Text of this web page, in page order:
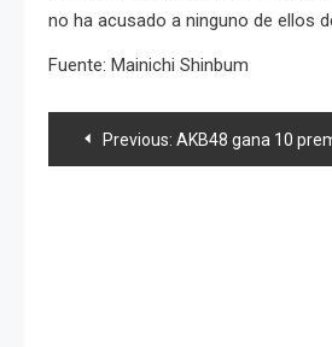
no ha acusado a ninguno de ellos
Fuente: Mainichi Shinbum
Navegación
Previous: AKB48 gana 10 premios del «26th Japan